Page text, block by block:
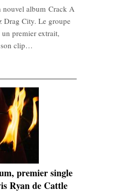
nouvel album Crack A
Drag City. Le groupe
premier extrait,
son clip…
premier single
Ryan de Cattle